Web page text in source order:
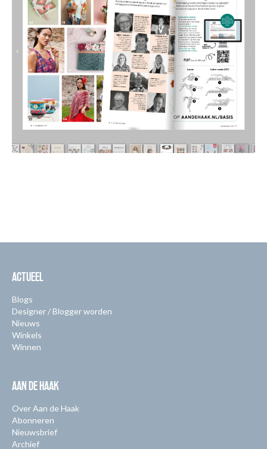
ACTUEEL
Blogs
Designer / Blogger worden
Nieuws
Winkels
Winnen
AAN DE HAAK
Over Aan de Haak
Abonneren
Nieuwsbrief
Archief